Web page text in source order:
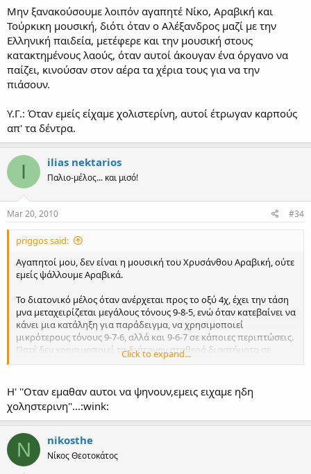
Μην ξανακούσουμε λοιπόν αγαπητέ Νίκο, Αραβική και
Τούρκικη μουσική, διότι όταν ο Αλέξανδρος μαζί με την
Ελληνική παιδεία, μετέφερε και την μουσική στους
κατακτημένους λαούς, όταν αυτοί άκουγαν ένα όργανο να
παίζει, κινούσαν στον αέρα τα χέρια τους για να την
πιάσουν.
Υ.Γ.: Όταν εμείς είχαμε χολιστερίνη, αυτοί έτρωγαν καρπούς
απ' τα δέντρα.
I ilias nektarios
Παλιο-μέλος... και μισό!
Mar 20, 2010 #34
priggos said:
Αγαπητοί μου, δεν είναι η μουσική του Χρυσάνθου Αραβική, ούτε
εμείς ψάλλουμε Αραβικά.
Το διατονικό μέλος όταν ανέρχεται προς το οξύ 4χ, έχει την τάση
μνα μεταχειρίζεται μεγάλους τόνους 9-8-5, ενώ όταν κατεβαίνει να
κάνει μια κατάληξη για παράδειγμα, να χρησιμοποιεί
μικρότερους τόνους 9-7-6, αλλά και 9-6-7 σε κάποιες περιπτώσεις.
Ποτέ δεν χρησιμοποιεί το διάτονον σταθερά διαστήματα σε
ανάβαση και κατάβαση, όπως υποστηρίζει ο Χάρης για τα
και 9-8-7 του Διδύμου και της Επιτροπής.
Οι φθόγγοι είναι δυναμικοί, σαν τον άνεμο, μεγαλώνουν και
μικραίνουν, εξαρτώμενοι από την μελωδία και τον τρέχοντα
δεσπόζοντα φθόγγο.
Οι Τούρκοι και οι Άραβες, μην μπορώντας να κατανοήσουν αυτό
Click to expand...
Η' ''Οταν εμαθαν αυτοι να ψηνουν,εμεις ειχαμε ηδη
χοληστερινη''...:wink:
N nikosthe
Νίκος Θεοτοκάτος